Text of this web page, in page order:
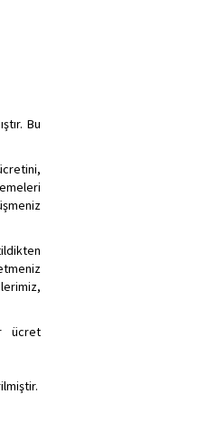
Bu
ücret